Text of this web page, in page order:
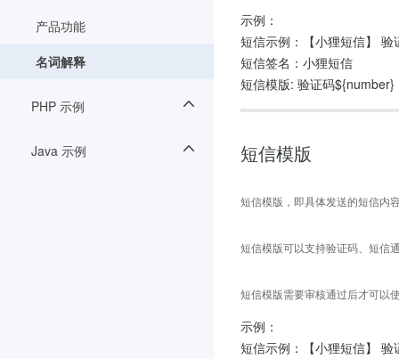
产品功能
名词解释
PHP 示例
Java 示例
示例：
短信示例：【小狸短信】
短信签名： 小狸短信
短信模版: 验证码
短信模版
短信模版，即具体发送的短信内
短信模版可以支持验证码、短信
短信模版需要审核通过后才可以
示例：
短信示例：【小狸短信】 验